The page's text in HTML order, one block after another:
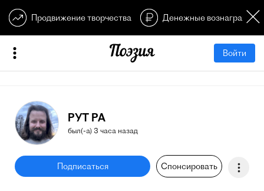
Продвижение творчества Денежные
Войти
РУТ РА
был(-а) 3 часа назад
Подписаться Спонсировать